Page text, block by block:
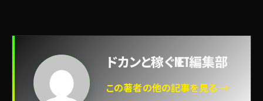
ドカンと稼ぐNET編集部
この著者の他の記事を見る →